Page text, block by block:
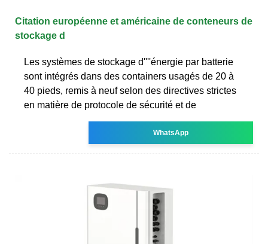
Citation européenne et américaine de conteneurs de
stockage d
Les systèmes de stockage d''''énergie par batterie
sont intégrés dans des containers usagés de 20 à
40 pieds, remis à neuf selon des directives strictes
en matière de protocole de sécurité et de
WhatsApp